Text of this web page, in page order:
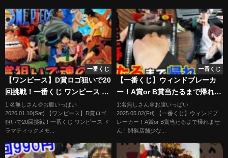
一番くじ
【ワンピース】D賞ロゴ狙いで20
回挑戦！一番くじ ワンピース ド
ラマティックメモリーズ
【Vtuber / 猫実況】
1:名無しさん＠お腹いっぱい
2026.01.10(Sat) 【ワンピース】D賞ロゴ
狙いで20回挑戦！一番くじ ワンピース ド
ラマティックメモ...
一番くじ
【一番くじ】ウィンドブレーカ
ー！A賞or B賞当たるまで帰れま
せん！開催店舗少なすぎて大問
題｜一番くじ、一番賞
1:名無しさん＠お腹いっぱい
2025.05.02(Fri) 【一番くじ】ウィンドブ
レーカー！A賞or B賞当たるまで帰れませ
ん！開催店舗少な...